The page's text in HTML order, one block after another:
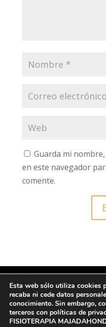
Guarda mi
en este navegador
comente.
© Copyright 2022 CFM
Esta web sólo utiliza cookies
recaba ni cede datos
conocimiento. Sin embargo,
terceros con políticas de
FISIOTERAPIA